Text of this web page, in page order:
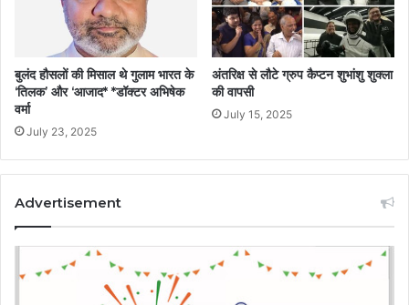
बुलंद हौसलों की मिसाल थे गुलाम भारत के
‘तिलक’ और ‘आजाद* *डॉक्टर अभिषेक
वर्मा
July 23, 2025
अंतरिक्ष से लौटे ग्रुप कैप्टन शुभांशु शुक्ला
की वापसी
July 15, 2025
Advertisement